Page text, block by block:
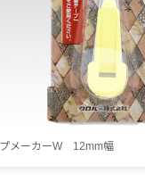
メーカーW 12mm幅